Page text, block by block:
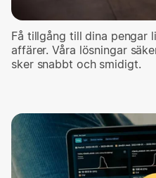
Få tillgång till dina pengar
affärer. Våra lösningar
sker snabbt och smidigt.